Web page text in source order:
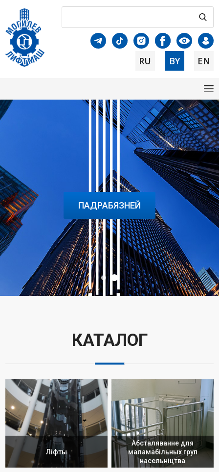
RU BY EN
ПАДРАБЯЗНЕЙ
КАТАЛОГ
Ліфты
Абсталяванне для
маламабільных груп
насельніцтва